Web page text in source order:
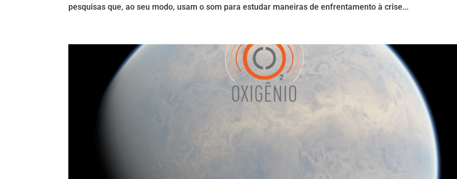
pesquisas que, ao seu modo, usam o som para estudar maneiras de enfrentamento à crise...